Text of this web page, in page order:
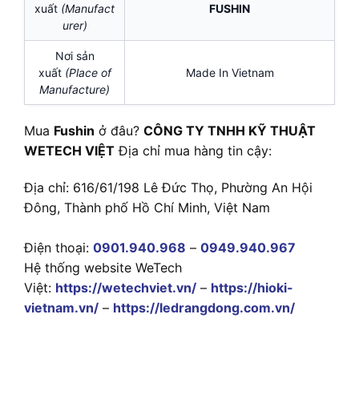
xuất (Manufact
urer)
FUSHIN
Nơi sản
xuất (Place of
Manufacture)
Made In Vietnam
Mua Fushin ở đâu? CÔNG TY TNHH KỸ THUẬT
WETECH VIỆT Địa chỉ mua hàng tin cậy:
Địa chỉ: 616/61/198 Lê Đức Thọ, Phường An Hội
Đông, Thành phố Hồ Chí Minh, Việt Nam
Điện thoại: 0901.940.968 – 0949.940.967
Hệ thống website WeTech
Việt: https://wetechviet.vn/ – https://hioki-
vietnam.vn/ – https://ledrangdong.com.vn/